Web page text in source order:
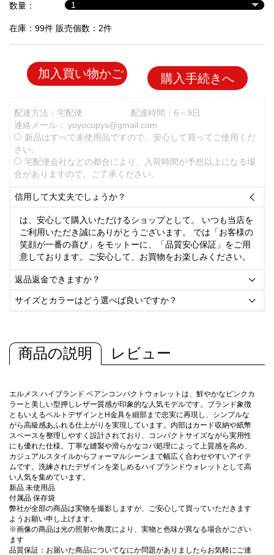
数量：
在庫：99件 販売個数：2件
加入買い物かご 購入手続きへ
配達方法：宅配便
配達時間：6～9日
連絡メール： yoyocopys@gmail.com
新品はすべて未使用品ですので、安心して買ってご使用くだ
さい。
宅配便会社などの都合により、入荷時間が予想以上になる場
合がありますので、ご了承ください。
信用して大丈夫でしょうか？ 
は、安心して購入いただけるショップとして。 いつも当店を
ご利用いただき誠にありがとうございます。 では「お客様の
笑顔が一番の喜び」をモットーに、「品質安心保証」をご用
意しております。ご安心して、お買物をお楽しみください。
返品返金できますか？ 
サイズとカラーはどう選べば良いですか？ 
商品の説明 レビュー
エルメス ハイブランド ベアンコンパクトウォレットは、鮮やかなピンクカ
ラーと美しい型押しレザー質感が印象的な人気モデルです。ブランド象徴
ともいえるベルトデザインとH金具を細部まで忠実に再現し、シンプルな
がら高級感あふれる仕上がりを実現しています。内部はカード収納や紙幣
スペースを整理しやすく設計されており、コンパクトサイズながら実用性
にも優れた仕様。丁寧な縫製や滑らかなコバ処理によって上質感を高め、
カジュアルスタイルからフォーマルシーンまで幅広く合わせやすいアイテ
ムです。洗練されたデザインを楽しめるハイブランドウォレットとして高
い人気を集めています。
新品 未使用品
付属品 保存袋
弊社が全部の商品は実物を撮影しますが、ご安心して買っていただきます
ようお願い申し上げます。
※画像の商品は光の照射や角度により、実物と色味が異なる場合がござい
ます
品質保証：お届いた商品についてなにか問題がありましたらお気軽にご連